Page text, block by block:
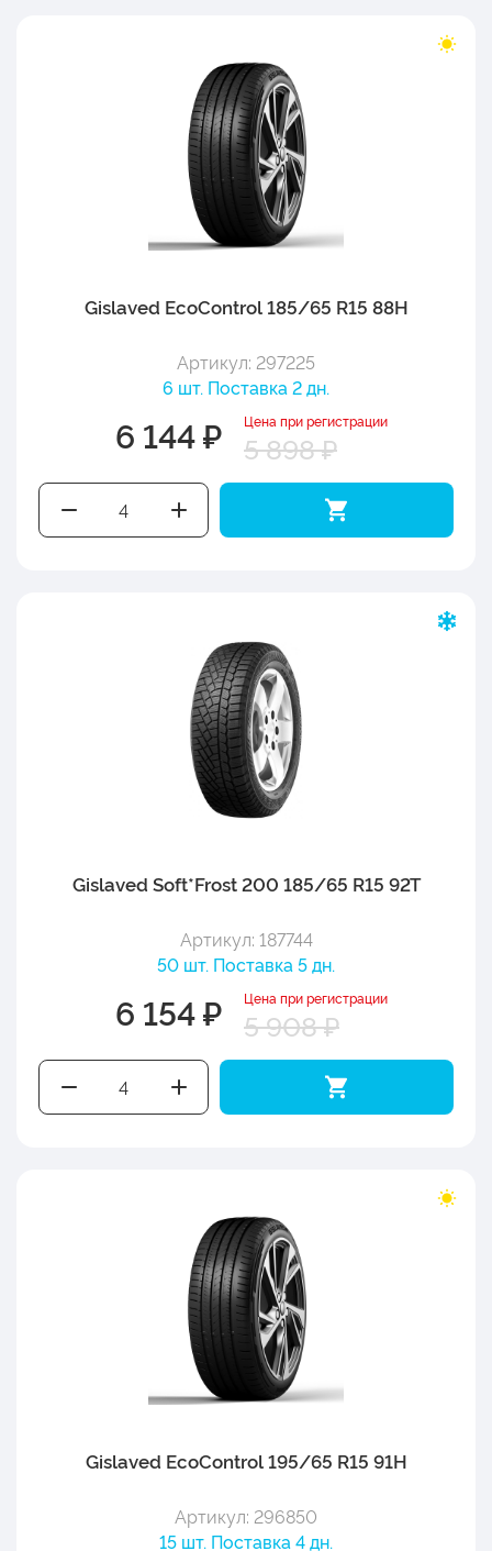
Gislaved EcoControl 185/65 R15 88H
Артикул: 297225
6 шт. Поставка 2 дн.
6 144 ₽ Цена при регистрации
5 898 ₽
Gislaved Soft*Frost 200 185/65 R15 92T
Артикул: 187744
50 шт. Поставка 5 дн.
6 154 ₽ Цена при регистрации
5 908 ₽
Gislaved EcoControl 195/65 R15 91H
Артикул: 296850
15 шт. Поставка 4 дн.